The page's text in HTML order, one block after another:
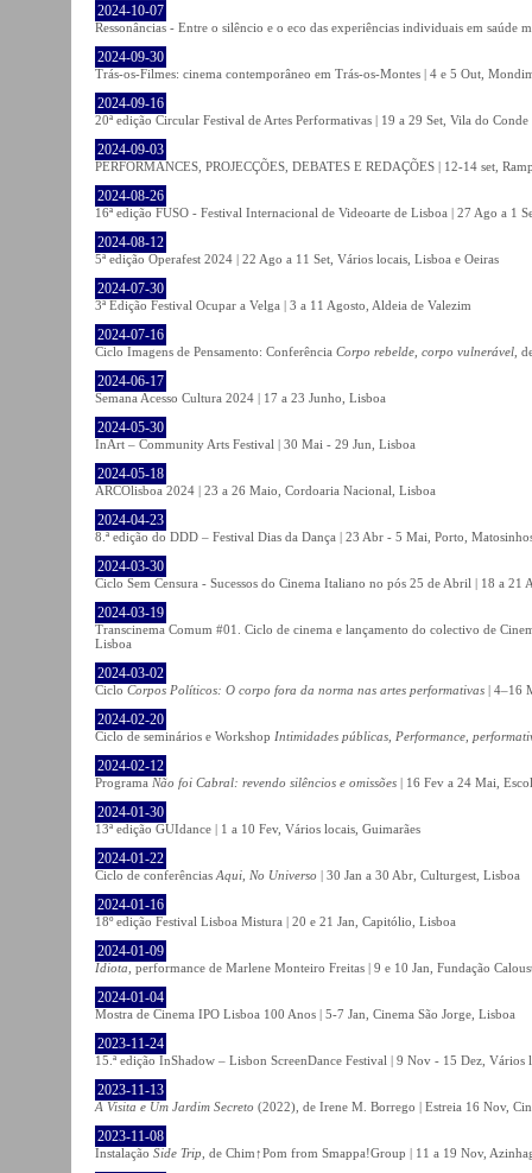
2024-10-07
Ressonâncias - Entre o silêncio e o eco das experiências individuais em
2024-09-30
Trás-os-Filmes: cinema contemporâneo em Trás-os-Montes | 4 e 5 Out,
2024-09-16
20ª edição Circular Festival de Artes Performativas | 19 a 29 Set, Vila do Conde
2024-09-03
PERFORMANCES, PROJECÇÕES, DEBATES E REDAÇÕES | 12-14 set,
2024-08-26
16ª edição FUSO - Festival Internacional de Videoarte de Lisboa | 27 Ago a 1
2024-08-12
5ª edição Operafest 2024 | 22 Ago a 11 Set, Vários locais, Lisboa e Oeiras
2024-07-30
3ª Edição Festival Ocupar a Velga | 3 a 11 Agosto, Aldeia de Valezim
2024-07-16
Ciclo Imagens de Pensamento: Conferência Corpo rebelde, corpo vulnerável ,
2024-06-17
Semana Acesso Cultura 2024 | 17 a 23 Junho, Lisboa
2024-05-30
InArt – Community Arts Festival | 30 Mai - 29 Jun, Lisboa
2024-05-18
ARCOlisboa 2024 | 23 a 26 Maio, Cordoaria Nacional, Lisboa
2024-04-23
8.ª edição do DDD – Festival Dias da Dança | 23 Abr - 5 Mai, Porto,
2024-03-30
Ciclo Sem Censura - Sucessos do Cinema Italiano no pós 25 de Abril | 18 a
2024-03-19
Transcinema Comum #01. Ciclo de cinema e lançamento do colectivo de
Lisboa
2024-03-02
Ciclo Corpos Políticos: O corpo fora da norma nas artes performativas | 4–16
2024-02-20
Ciclo de seminários e Workshop Intimidades públicas, Performance,
2024-02-12
Programa Não foi Cabral: revendo silêncios e omissões | 16 Fev a 24 Mai,
2024-01-30
13ª edição GUIdance | 1 a 10 Fev, Vários locais, Guimarães
2024-01-22
Ciclo de conferências Aqui, No Universo | 30 Jan a 30 Abr, Culturgest, Lisboa
2024-01-16
18º edição Festival Lisboa Mistura | 20 e 21 Jan, Capitólio, Lisboa
2024-01-09
Idiota , performance de Marlene Monteiro Freitas | 9 e 10 Jan, Fundação
2024-01-04
Mostra de Cinema IPO Lisboa 100 Anos | 5-7 Jan, Cinema São Jorge, Lisboa
2023-11-24
15.ª edição InShadow – Lisbon ScreenDance Festival | 9 Nov - 15 Dez, Vários
2023-11-13
A Visita e Um Jardim Secreto (2022), de Irene M. Borrego | Estreia 16 Nov,
2023-11-08
Instalação Side Trip , de Chim↑Pom from Smappa!Group | 11 a 19 Nov,